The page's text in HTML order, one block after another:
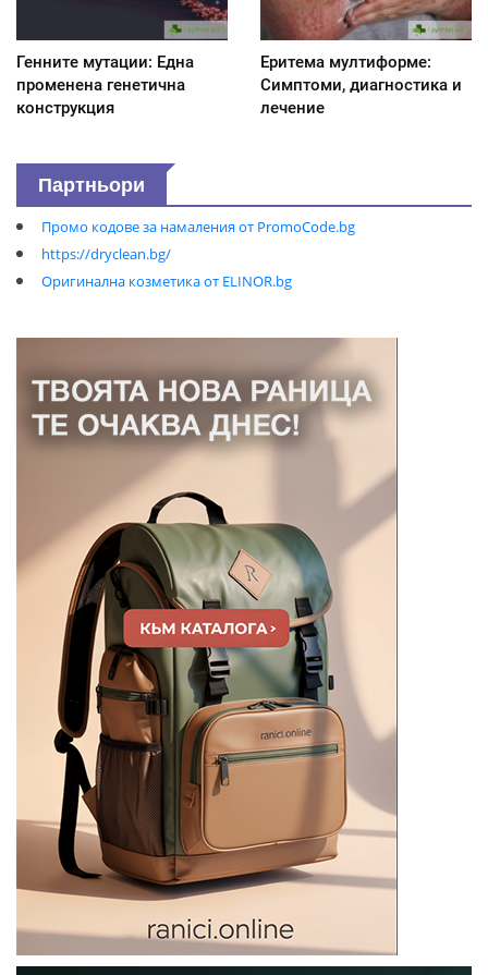
Генните мутации: Една
променена генетична
конструкция
Еритема мултиформе:
Симптоми, диагностика и
лечение
Партньори
Промо кодове за намаления от PromoCode.bg
https://dryclean.bg/
Оригинална козметика от ELINOR.bg